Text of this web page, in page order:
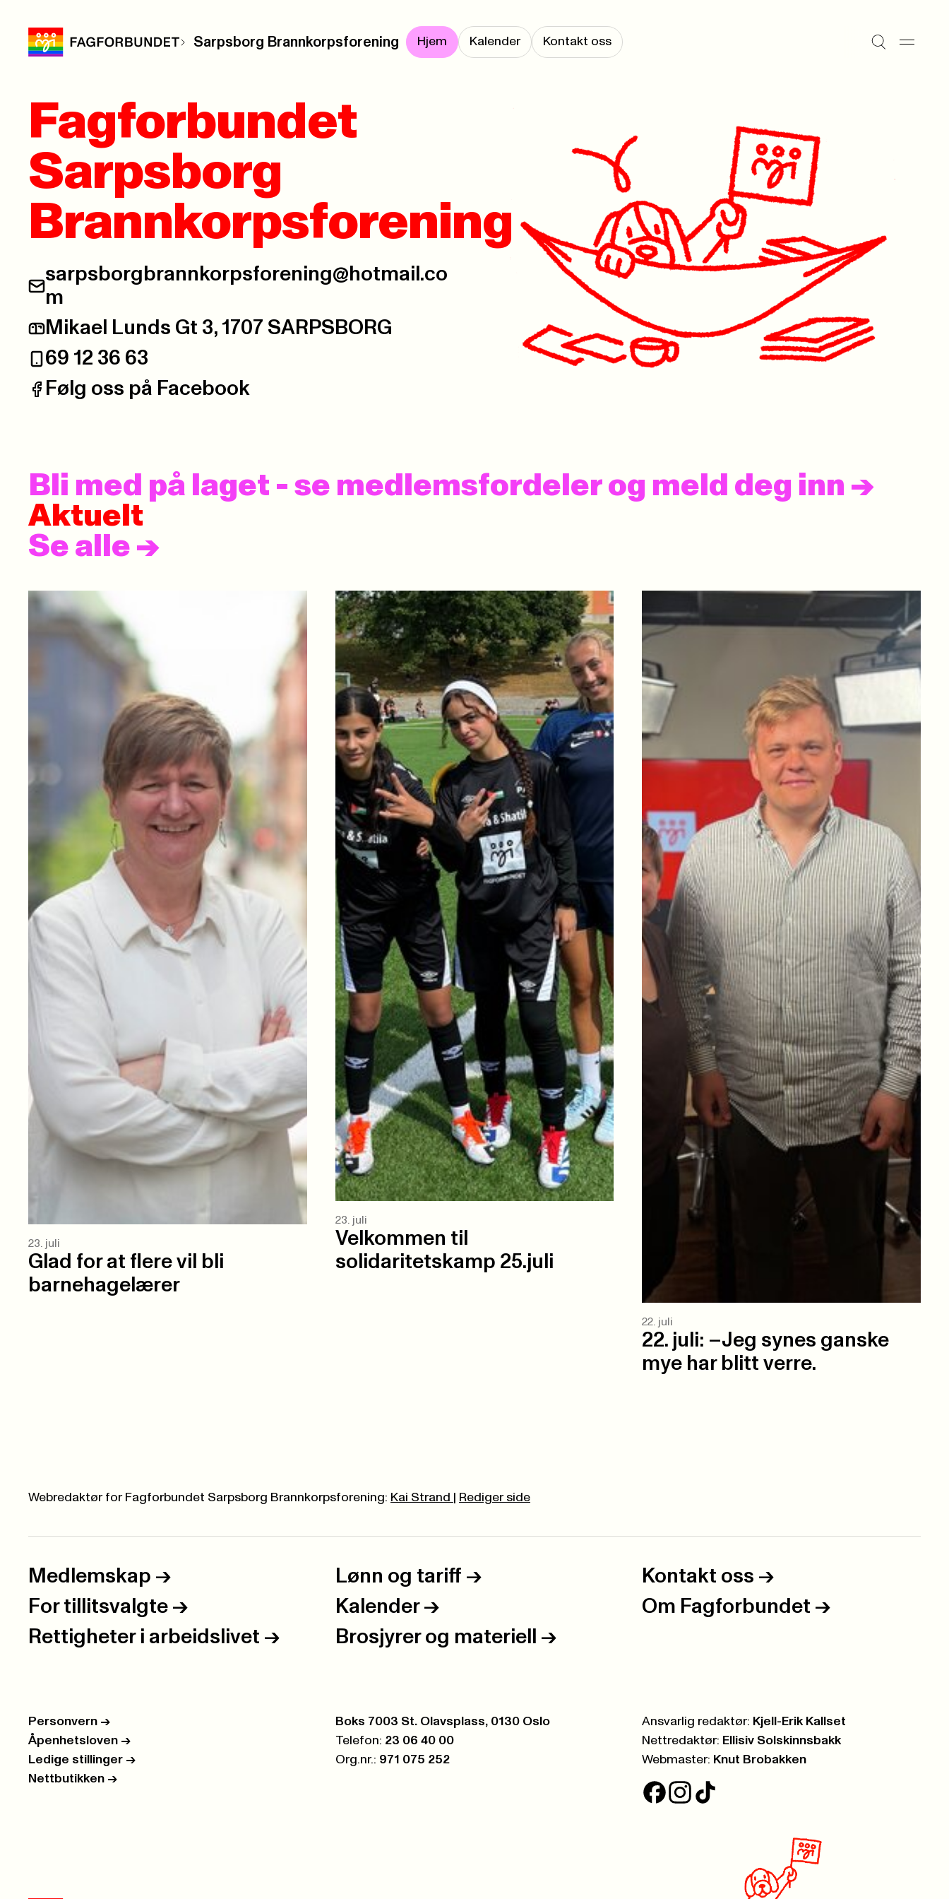
Sarpsborg Brannkorpsforening Hjem Kalender Kontakt oss
Fagforbundet
Sarpsborg
Brannkorpsforening
E-post:
sarpsborgbrannkorpsforening@hotmail.co
m
Postadresse:
Mikael Lunds Gt 3, 1707 SARPSBORG
Telefon:
69 12 36 63
Facebook:
Følg oss på Facebook
Bli med på laget - se medlemsfordeler og meld deg inn ->
Aktuelt
Se alle ->
23. juli
Glad for at flere vil bli
barnehagelærer
23. juli
Velkommen til
solidaritetskamp 25.juli
22. juli
22. juli: –Jeg synes ganske
mye har blitt verre.
Webredaktør for Fagforbundet Sarpsborg Brannkorpsforening: Kai Strand Rediger side
Medlemskap -> Lønn og tariff -> Kontakt oss ->
For tillitsvalgte -> Kalender -> Om Fagforbundet ->
Rettigheter i arbeidslivet -> Brosjyrer og materiell ->
Personvern ->
Åpenhetsloven ->
Ledige stillinger ->
Nettbutikken ->
Postboks:
Boks 7003 St. Olavsplass, 0130 Oslo
Telefon: 23 06 40 00
Org.nr.: 971 075 252
Ansvarlig redaktør: Kjell-Erik Kallset
Nettredaktør: Ellisiv Solskinnsbakk
Webmaster: Knut Brobakken